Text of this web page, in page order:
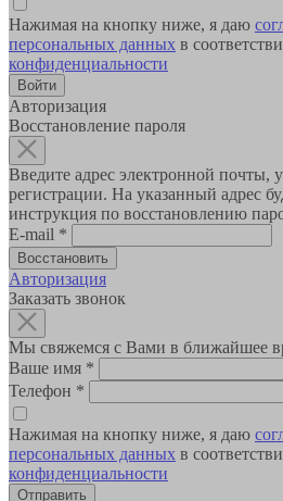
Нажимая на кнопку ниже, я даю
персональных данных в
конфиденциальности
Авторизация
Восстановление пароля
Введите адрес электронной почты,
регистрации. На указанный адрес
инструкция по восстановлению
E-mail *
Авторизация
Заказать звонок
Мы свяжемся с Вами в ближайшее
Ваше имя *
Телефон *
Нажимая на кнопку ниже, я даю
персональных данных в
конфиденциальности